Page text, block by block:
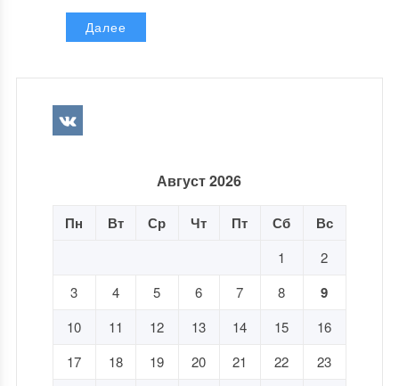
Далее
Август 2026
Пн Вт Ср Чт Пт Сб Вс
1
2
3
4 5 6 7 8 9
10 11 12 13 14 15
16
17
18 19 20 21 22
23